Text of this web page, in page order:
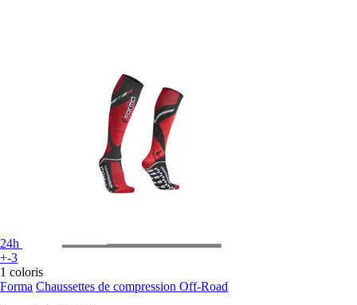
24h
+-3
1 coloris
Forma Chaussettes de compression Off-Road